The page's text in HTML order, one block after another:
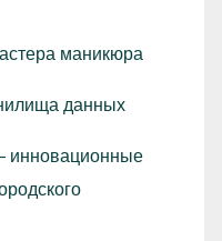
маникюра
данных
инновационные